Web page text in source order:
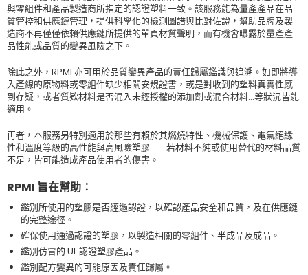
與零組件和產品製造商所指定的認證塑料一致。該服務能為量產產品在品
質管控和供應鏈管理，提供科學化的檢測圖譜與比對佐證，幫助品牌及製
造商不再僅僅依賴供應鏈所提供的單頁材質聲明，而有機會曝露於量產產
品性能或品質的變異風險之下。
除此之外，RPMI 亦可用於品質變異產品的責任歸屬鑑識與追溯。如即將導
入產線的原物料或零組件缺少相關安規證書，或是對收到的塑料真實性感
到存疑，或者質欵材料是否混入未經授權的添加劑或混合材料…等狀況皆能
適用。
再者，本服務另特別適用於那些有賴於其燃燒特性、機械保護、電氣絕緣
性和溫度等級的高性能與高風險塑膠 ── 若材料不純或使用替代的材料品質
不足，皆可能造成產品使用者的傷害。
RPMI 旨在幫助：
鑑別所使用的塑膠是否經過認證，以確認產品安全和品質，及在供應鏈
的完整途徑。
確保使用通過認證的塑膠，以製造相關的零組件、半成品及成品。
鑑別仿冒的 UL 認證塑膠產品。
鑑別配方變異的可能原因及責任歸屬。